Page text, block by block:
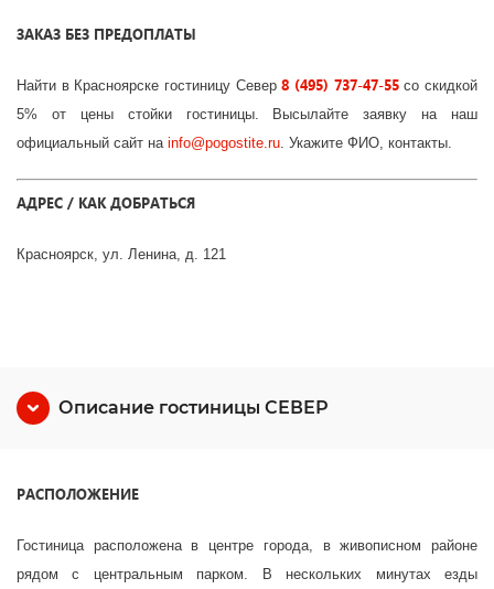
ЗАКАЗ БЕЗ ПРЕДОПЛАТЫ
Найти в Красноярске гостиницу Север8 (495) 737-47-55 со скидкой
5% от цены стойки гостиницы. Высылайте заявку на наш
официальный сайт на info@pogostite.ru. Укажите ФИО, контакты.
АДРЕС / КАК ДОБРАТЬСЯ
Красноярск, ул. Ленина, д. 121
Описание гостиницы СЕВЕР
РАСПОЛОЖЕНИЕ
Гостиница расположена в центре города, в живописном районе
рядом с центральным парком. В нескольких минутах езды